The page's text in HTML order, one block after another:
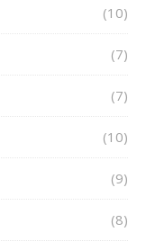
(10)
(7)
(7)
(10)
(9)
(8)